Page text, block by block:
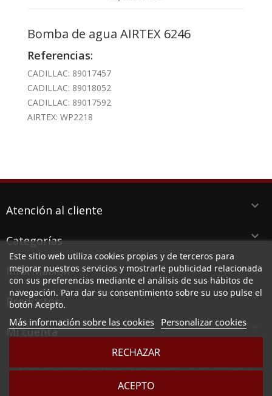
Bomba de agua AIRTEX 6246
Referencias:
CADILLAC: 89017457
CADILLAC: 89018052
CADILLAC: 89017592
AIRTEX: WP2218
Atención al cliente keyboard_arrow_down
Categorías keyboard_arrow_down
Información keyboard_arrow_down
Productos keyboard_arrow_down
Mi cuenta
Este sitio web utiliza cookies propias y de terceros para
mejorar nuestros servicios y mostrarle publicidad relacionada
con sus preferencias mediante el análisis de sus hábitos de
navegación. Para dar su consentimiento sobre su uso pulse el
botón Acepto.
Más información sobre las cookies Personalizar cookies
RECHAZAR
ACEPTO
LUBESPA DISTRIBUCIONES DEL LEVANTE SL, CIF B73789513, Ctra. Alicante 38 PI
Sociedad inscrita en el Registro Mercantil de Murcia, en el tomo 2949, folio 164, hoja MU -